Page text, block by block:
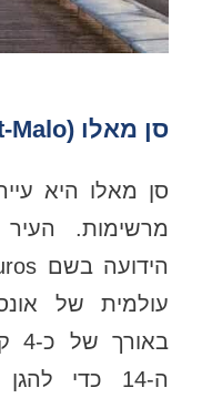
סן מאלו (Saint-Malo)
סן מאלו היא
מרשימות.
עולמית של
ה-14 כדי